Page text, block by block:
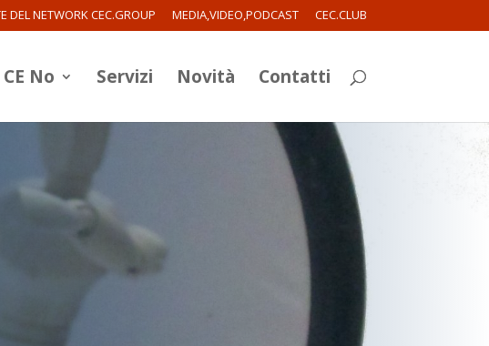
DEL NETWORK CEC.GROUP MEDIA,VIDEO,PODCAST CEC.CLUB
No Servizi Novità Contatti